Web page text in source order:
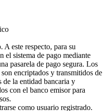
A este respecto, para su
el sistema de pago mediante
pasarela de pago segura. Los
encriptados y transmitidos de
de la entidad bancaria y
con el banco emisor para
como usuario registrado.